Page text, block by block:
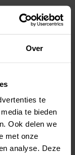
Over
te
te bieden
Ook delen we
met onze
analyse. Deze